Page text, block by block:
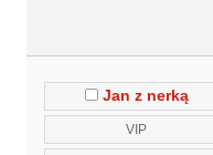
Jan z nerką
VIP